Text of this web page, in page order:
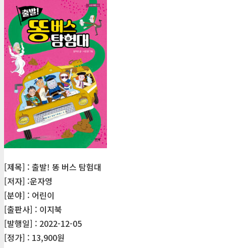
[제목] : 출발! 똥 버스 탐험대
[저자] :운자영
[분야] : 어린이
[출판사] : 이지북
[발행일] : 2022-12-05
[정가] : 13,900원